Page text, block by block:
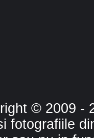
© 2009 -
fotografiile